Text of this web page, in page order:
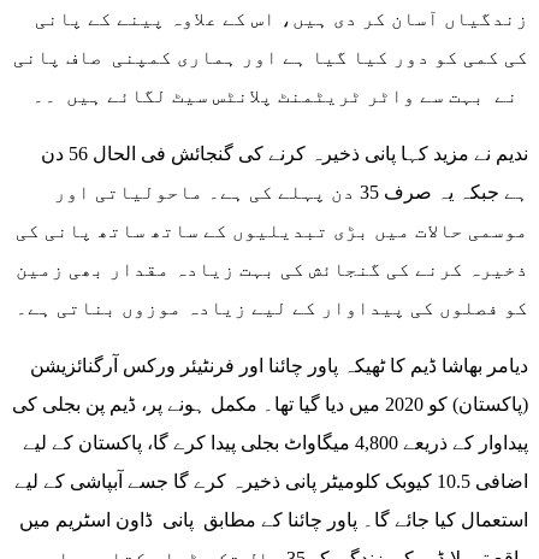
زندگیاں آسان کر دی ہیں، اس کے علاوہ پینے کے پانی
کی کمی کو دور کیا گیا ہے اور ہماری کمپنی صاف پانی
نے بہت سے واٹر ٹریٹمنٹ پلانٹس سیٹ لگائے ہیں ۔۔
ہے جبکہ یہ صرف 35 دن پہلے کی ہے۔ ماحولیاتی اور
موسمی حالات میں بڑی تبدیلیوں کے ساتھ ساتھ پانی کی
ذخیرہ کرنے کی گنجائش کی بہت زیادہ مقدار بھی زمین
کو فصلوں کی پیداوار کے لیے زیادہ موزوں بناتی ہے۔
دیامر بھاشا ڈیم کا ٹھیکہ پاور چائنا اور فرنٹیئر ورکس آرگنائزیشن
(پاکستان) کو 2020 میں دیا گیا تھا۔ مکمل ہونے پر، ڈیم پن بجلی کی
پیداوار کے ذریعے 4,800 میگاواٹ بجلی پیدا کرے گا، پاکستان کے لیے
اضافی 10.5 کیوبک کلومیٹر پانی ذخیرہ کرے گا جسے آبپاشی کے لیے
استعمال کیا جائے گا۔ پاور چائنا کے مطابق پانی ڈاون اسٹریم میں